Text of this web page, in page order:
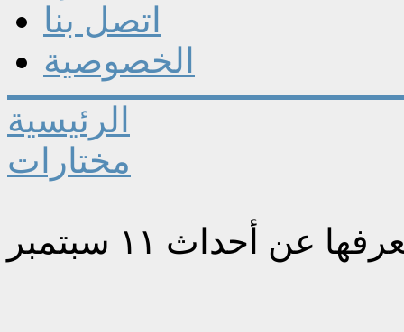
اتصل بنا
الخصوصية
الرئيسية
مختارات
عن أحداث ١١ سبتمبر